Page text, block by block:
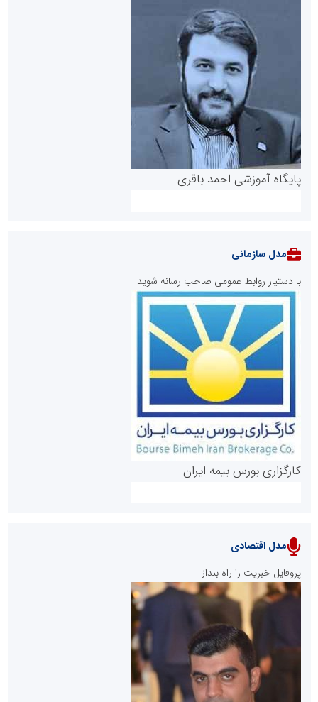
پایگاه آموزشی احمد باقری
روابط عمومی خبرگزاری گزارش خبر
پایگاه خبری نهضت ملی مسکن
مدل سازمانی
با دستیار روابط عمومی صاحب رسانه شوید
کارگزاری بورس بیمه ایران
سازمان بورس و اوراق بهادار
مرجع اخبار موثق در بازارسرمایه
مدل اقتصادی
پروفایل خبریت را راه بنداز